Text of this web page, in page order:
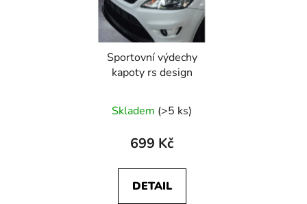
Sportovní výdechy
kapoty rs design
Skladem (>5 ks)
699 Kč
DETAIL